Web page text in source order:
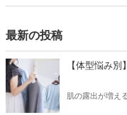
最新の投稿
【体型悩み
肌の露出が増え